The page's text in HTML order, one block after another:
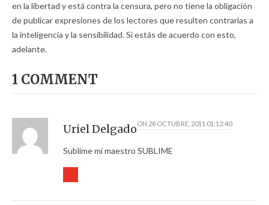
en la libertad y está contra la censura, pero no tiene la obligación
de publicar expresiones de los lectores que resulten contrarias a
la inteligencia y la sensibilidad. Si estás de acuerdo con esto,
adelante.
1 COMMENT
Uriel DelgadoON 28 OCTUBRE, 2011 01:12:40
Sublime mi maestro SUBLIME